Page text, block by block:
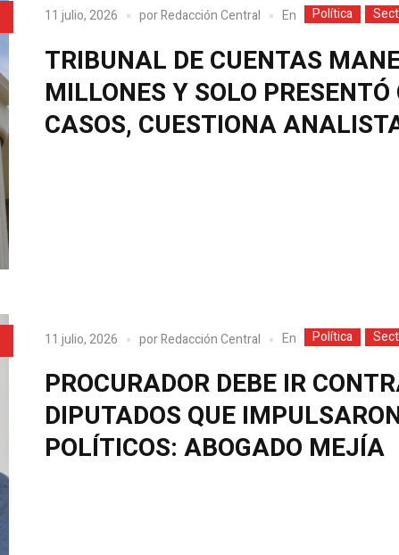
11 julio, 2026 porRedacción Central En Política
TRIBUNAL DE CUENTAS
MILLONES Y SOLO PRESENTÓ
CASOS, CUESTIONA
11 julio, 2026 porRedacción Central En Política
PROCURADOR DEBE IR
DIPUTADOS QUE
POLÍTICOS: ABOGADO MEJÍA